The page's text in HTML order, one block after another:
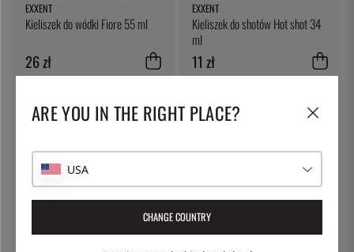
EXXENT
Kieliszek do wódki Fiore 55 ml
26 zł
EXXENT
Kieliszek do shotów Hot shot 34
ml
11 zł
ARE YOU IN THE RIGHT PLACE?
USA
CHANGE COUNTRY